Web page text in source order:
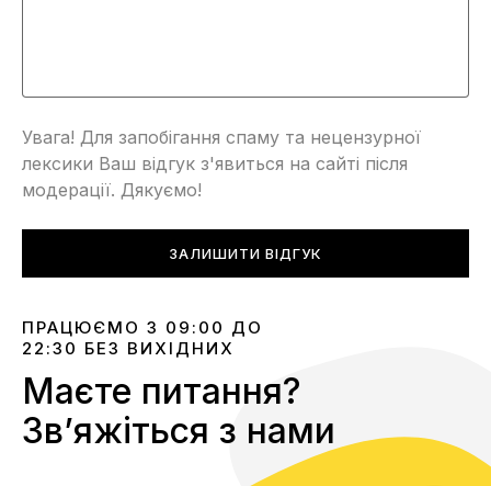
Увага! Для запобігання спаму та нецензурної
лексики Ваш відгук з'явиться на сайті після
модерації. Дякуємо!
ЗАЛИШИТИ ВІДГУК
ПРАЦЮЄМО З 09:00 ДО
22:30 БЕЗ ВИХІДНИХ
Маєте питання?
Звʼяжіться з нами